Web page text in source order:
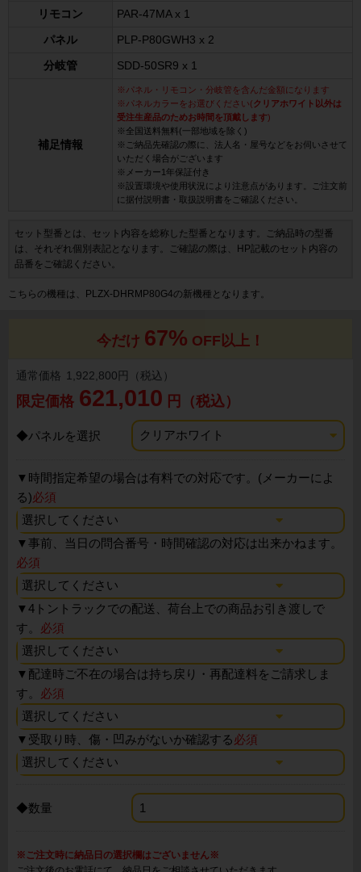
リモコン PAR-47MA x 1
パネル PLP-P80GWH3 x 2
分岐管 SDD-50SR9 x 1
補足情報
※パネル・リモコン・分岐管を含んだ金額になります
※パネルカラーをお選びください( クリアホワイト以外は
受注生産品のためお時間を頂戴します)
※全国送料無料(一部地域を除く)
※ご納品先確認の際に、法人名・屋号などをお伺いさせて
いただく場合がございます
※メーカー1年保証付き
※設置環境や使用状況により注意点があります。ご注文前
に据付説明書・取扱説明書をご確認ください。
セット型番とは、セット内容を総称した型番となります。ご納品時の型番
は、それぞれ個別表記となります。ご確認の際は、HP記載のセット内容の
品番をご確認ください。
こちらの機種は、PLZX-DHRMP80G4の新機種となります。
今だけ 67% OFF以上！
通常価格 1,922,800円（税込）
限定価格 621,010 円（税込）
◆パネルを選択
▼ 時間指定希望の場合は有料での対応です。(メーカーによ
る)必須
▼事前、当日の問合番号・時間確認の対応は出来かねます。
必須
▼4トントラックでの配送、荷台上での商品お引き渡しで
す。 必須
▼ 配達時ご不在の場合は持ち戻り・再配達料をご請求しま
す。 必須
▼ 受取り時、傷・凹みがないか確認する必須
◆数量
※ご注文時に納品日の選択欄はございません※